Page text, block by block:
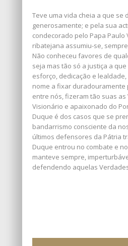
Teve uma vida cheia a que se
generosamente; e pela sua
condecorado pelo Papa Paulo
ribatejana assumiu-se,
Não conheceu favores de
seja mas tão só a justiça a
esforço, dedicação e
nome a fixar duradouramente
entre nós, fizeram tão suas as
Visionário e apaixonado do
Duque é dos casos que se
bandarrismo consciente da
últimos defensores da Pátria
Duque entrou no combate e
manteve sempre,
defendendo aquelas